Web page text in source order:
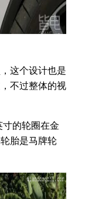
这个设计也是
不过整体的视
的轮圈在金
胎是马牌轮